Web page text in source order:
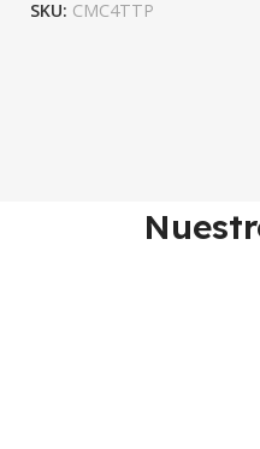
SKU: CMC4TTP